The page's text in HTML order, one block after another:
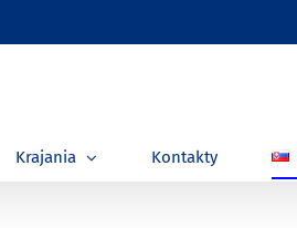
Krajania Kontakty